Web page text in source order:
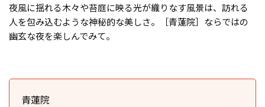
夜風に揺れる木々や苔庭に映る光が織りなす風景は、訪れる
人を包み込むような神秘的な美しさ。［青蓮院］ならではの
幽玄な夜を楽しんでみて。
青蓮院